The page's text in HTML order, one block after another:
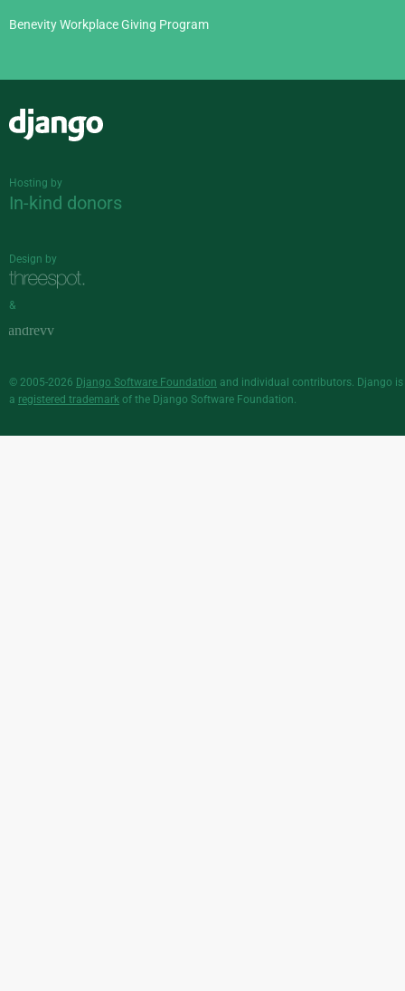
Benevity Workplace Giving Program
Hosting by
In-kind donors
Design by
&
© 2005-2026 Django Software Foundation and individual contributors. Django is
a registered trademark of the Django Software Foundation.